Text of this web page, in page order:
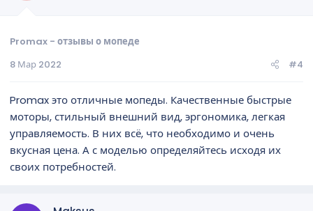
Promax - отзывы о мопеде
8 Мар 2022
#4
Promax это отличные мопеды. Качественные быстрые
моторы, стильный внешний вид, эргономика, легкая
управляемость. В них всё, что необходимо и очень
вкусная цена. А с моделью определяйтесь исходя их
своих потребностей.